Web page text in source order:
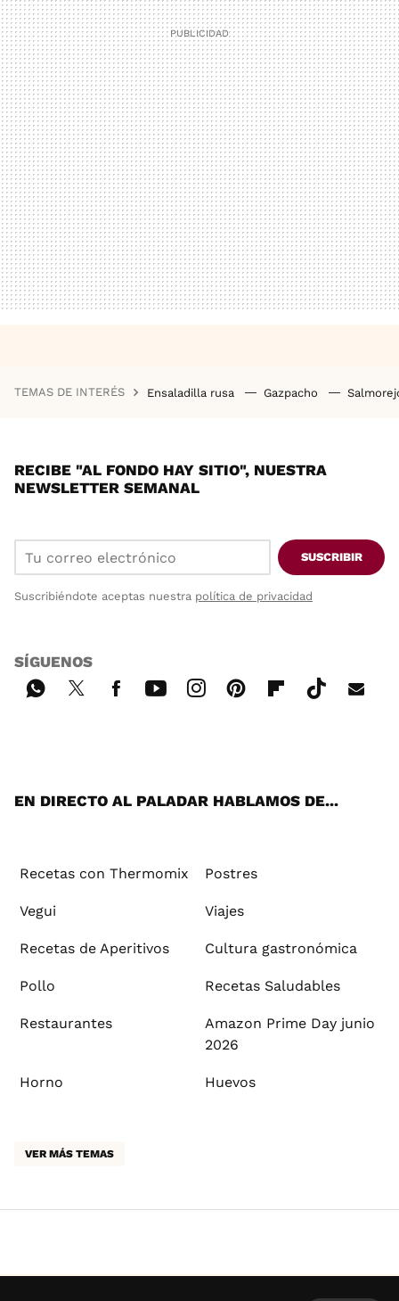
TEMAS DE INTERÉS Ensaladilla rusa Gazpacho
RECIBE "AL FONDO HAY SITIO", NUESTRA
NEWSLETTER SEMANAL
SUSCRIBIR
Suscribiéndote aceptas nuestra política de privacidad
SÍGUENOS
EN DIRECTO AL PALADAR HABLAMOS DE...
Recetas con Thermomix Postres
Vegui Viajes
Recetas de Aperitivos Cultura gastronómica
Pollo Recetas Saludables
Restaurantes
Amazon Prime Day junio
2026
Horno Huevos
VER MÁS TEMAS